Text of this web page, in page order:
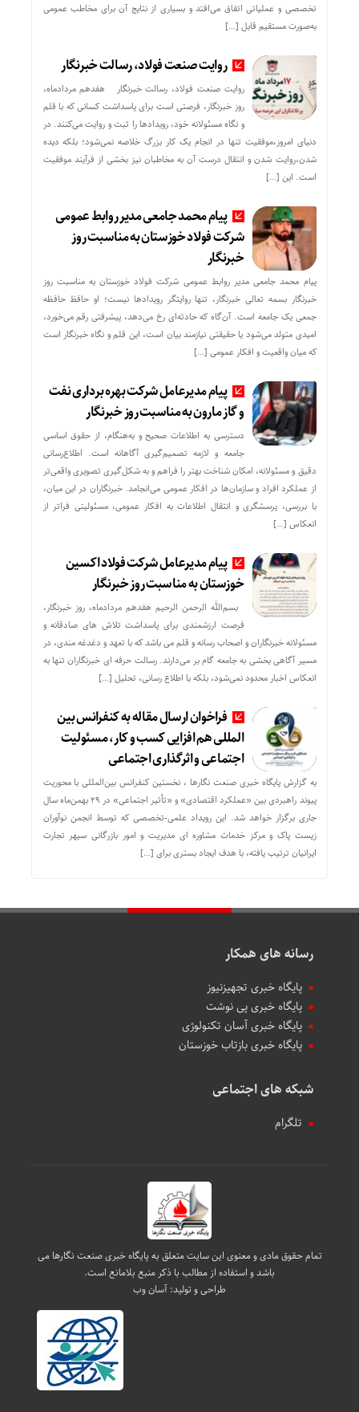
تخصصی و عملیاتی اتفاق می‌افتد و بسیاری از نتایج آن برای مخاطب عمومی
به‌صورت مستقیم قابل […]
روایت صنعت فولاد،‌ رسالت خبرنگار
روایت صنعت فولاد،‌ رسالت خبرنگار هفدهم مردادماه،
روز خبرنگار، فرصتی است برای پاسداشت کسانی که با قلم
و نگاه مسئولانه خود، رویدادها را ثبت و روایت می‌کنند. در
دنیای امروز،موفقیت تنها در انجام یک کار بزرگ خلاصه نمی‌شود؛ بلکه دیده
شدن،روایت شدن و انتقال درست آن به مخاطبان نیز بخشی از فرآیند موفقیت
است. این […]
پیام محمد جامعی مدیر روابط عمومی
شرکت فولاد خوزستان به مناسبت روز
خبرنگار
پیام محمد جامعی مدیر روابط عمومی شرکت فولاد خوزستان به مناسبت روز
خبرنگار بسمه تعالی خبرنگار، تنها روایتگر رویدادها نیست؛ او حافظ حافظه
جمعی یک جامعه است. آن‌گاه که حادثه‌ای رخ می‌دهد، پیشرفتی رقم می‌خورد،
امیدی متولد می‌شود یا حقیقتی نیازمند بیان است، این قلم و نگاه خبرنگار است
که میان واقعیت و افکار عمومی […]
پیام مدیرعامل شرکت بهره برداری نفت
و گاز مارون به مناسبت روز خبرنگار
دسترسی به اطلاعات صحیح و به‌هنگام، از حقوق اساسی
جامعه و لازمه تصمیم‌گیری آگاهانه است. اطلاع‌رسانی
دقیق و مسئولانه، امکان شناخت بهتر را فراهم و به شکل‌گیری تصویری واقعی‌تر
از عملکرد افراد و سازمان‌ها در افکار عمومی می‌انجامد. خبرنگاران در این میان،
با بررسی، پرسشگری و انتقال اطلاعات به افکار عمومی، مسئولیتی فراتر از
انعکاس […]
پیام مدیرعامل شرکت فولاد اکسین
خوزستان به مناسبت روز خبرنگار
بسم‌الله الرحمن الرحیم هفدهم مردادماه، روز خبرنگار،
فرصت ارزشمندی برای پاسداشت تلاش‌ های صادقانه و
مسئولانه خبرنگاران و اصحاب رسانه و قلم می باشد که با تعهد و دغدغه‌ مندی، در
مسیر آگاهی‌ بخشی به جامعه گام بر می‌دارند. رسالت حرفه‌ ای خبرنگاران تنها به
انعکاس اخبار محدود نمی‌شود، بلکه با اطلاع رسانی، تحلیل […]
فراخوان ارسال مقاله به کنفرانس بین
المللی هم افزایی کسب و کار، مسئولیت
اجتماعی و اثرگذاری اجتماعی
به گزارش پایگاه خبری صنعت نگارها ، نخستین کنفرانس بین‌المللی با محوریت
پیوند راهبردی بین «عملکرد اقتصادی» و «تأثیر اجتماعی» در ۲۹ بهمن‌ماه سال
جاری برگزار خواهد شد. این رویداد علمی-تخصصی که توسط انجمن نوآوران
زیست پاک و مرکز خدمات مشاوره ای مدیریت و امور بازرگانی سپهر تجارت
ایرانیان ترتیب یافته، با هدف ایجاد بستری برای […]
رسانه های همکار
پایگاه خبری تجهیزنیوز
پایگاه خبری پی نوشت
پایگاه خبری آسان تکنولوژی
پایگاه خبری بازتاب خوزستان
شبکه های اجتماعی
تلگرام
تمام حقوق مادی و معنوی این سایت متعلق به پایگاه خبری صنعت نگارها می
باشد و استفاده از مطالب با ذکر منبع بلامانع است.
طراحی و تولید:آسان وب